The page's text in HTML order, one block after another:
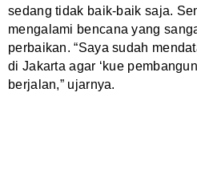
sedang tidak baik-baik saja.
mengalami bencana yang
perbaikan. “Saya sudah
di Jakarta agar ‘kue
berjalan,” ujarnya.